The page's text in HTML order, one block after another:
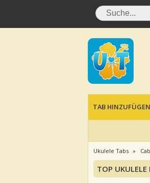
TAB HINZUFÜGEN
Ukulele Tabs
TOP UKULELE